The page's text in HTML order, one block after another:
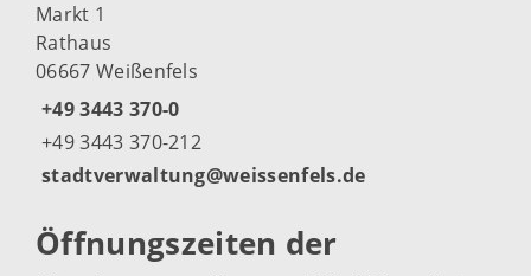
Markt 1
Rathaus
06667 Weißenfels
+49 3443 370-0
+49 3443 370-212
stadtverwaltung@weissenfels.de
Öffnungszeiten der